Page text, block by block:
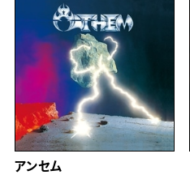
アンセム